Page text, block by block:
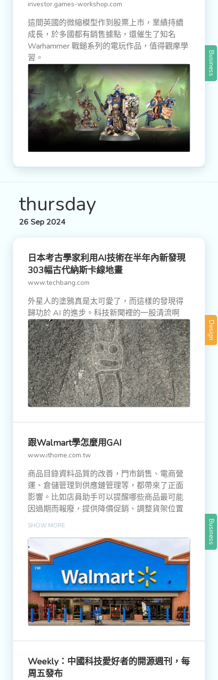
investor.games-workshop.com
這間英國的微縮模型作到股票上市，業績持續
成長，於多國都有銷售據點，還催生了知名
Warhammer 戰鎚系列的電玩作品，值得觀摩學
習。
Business
thursday
26 Sep 2024
日本考古學家利用AI技術在半年內新發現
303幅古代納斯卡線地畫
www.techbang.com
外星人的塗鴉真是太可愛了，而這樣的發現得
歸功於 AI 的進步。科技新聞裡的一股清流啊
Design
跟Walmart學怎麼用GAI
www.ithome.com.tw
商品目錄資料品質的改善，門市銷售、電商營
運、倉儲管理到供應鏈管理等，都帶來了正面
影響。比如店員助手可以提醒哪些商品最可能
因過期而報廢，提供降價促銷、調整貨架位置
等等。 Walmart的經驗值得參考。
SHOW MORE Business
Weekly：中國科技愛好者的開源週刊，每
周五發布